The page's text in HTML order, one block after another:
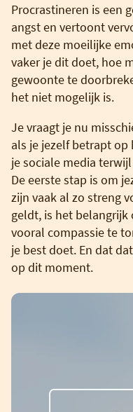
Procrastineren is een
angst en vertoont
met deze moeilijke
vaker je dit doet, hoe
gewoonte te
het niet mogelijk is.
Je vraagt je nu
als je jezelf betrapt
je sociale media
De eerste stap is om
zijn vaak al zo streng
geldt, is het belangrijk
vooral compassie te
je best doet. En dat
op dit moment.